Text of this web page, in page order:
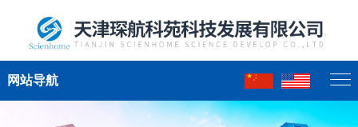
网站导航